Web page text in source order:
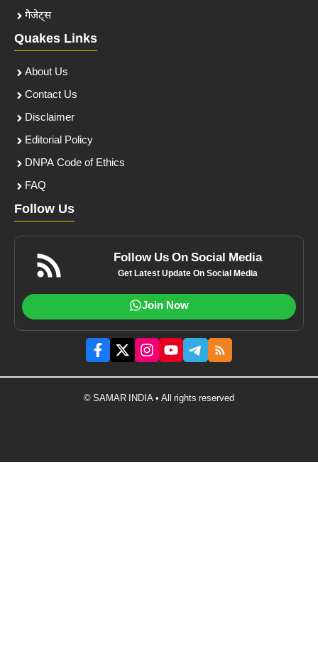
गैजेट्स
Quakes Links
About Us
Contact Us
Disclaimer
Editorial Policy
DNPA Code of Ethics
FAQ
Follow Us
Follow Us On Social Media
Get Latest Update On Social Media
Join Now
© SAMAR INDIA • All rights reserved